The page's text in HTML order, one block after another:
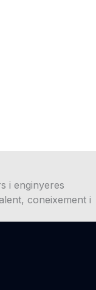
i enginyeres
coneixement i